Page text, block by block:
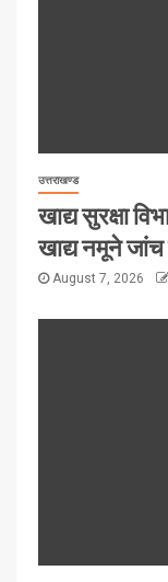
उत्तराखण्ड
खाद्य सुरक्षा
खाद्य नमूने
August 7, 2026